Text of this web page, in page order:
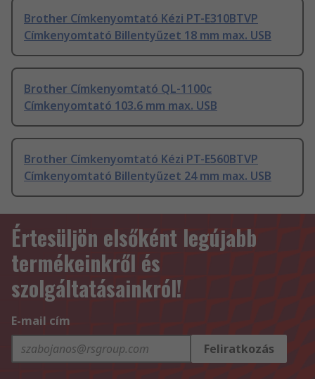
Brother Címkenyomtató Kézi PT-E310BTVP
Címkenyomtató Billentyűzet 18 mm max. USB
Brother Címkenyomtató QL-1100c
Címkenyomtató 103.6 mm max. USB
Brother Címkenyomtató Kézi PT-E560BTVP
Címkenyomtató Billentyűzet 24 mm max. USB
Értesüljön elsőként legújabb
termékeinkről és
szolgáltatásainkról!
E-mail cím
Feliratkozás